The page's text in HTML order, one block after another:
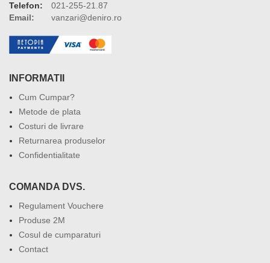
Telefon:
021-255-21.87
Email:
vanzari@deniro.ro
INFORMATII
Cum Cumpar?
Metode de plata
Costuri de livrare
Returnarea produselor
Confidentialitate
COMANDA DVS.
Regulament Vouchere
Produse 2M
Cosul de cumparaturi
Contact